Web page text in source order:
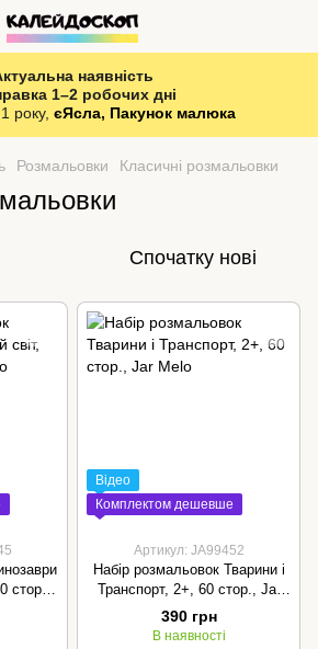
наявність
1–2 робочих дні
року, єЯсла, Пакунок малюка
Розмальовки Класичні розмальовки
Спочатку нові
стор.,
Відео
Комплектом дешевше
Артикул: JA99452
Набір розмальовок Тварини і
Транспорт, 2+, 60 стор., Jar
Melo
390 грн
В наявності